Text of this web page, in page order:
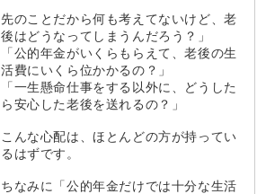
先のことだから何も考えてないけど、老
後はどうなってしまうんだろう？」
「公的年金がいくらもらえて、老後の生
活費にいくら位かかるの？」
「一生懸命仕事をする以外に、どうした
ら安心した老後を送れるの？」
こんな心配は、ほとんどの方が持ってい
るはずです。
ちなみに「公的年金だけでは十分な生活